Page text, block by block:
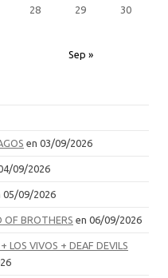
Sep »
28 29
30
en 03/09/2026
09/2026
05/09/2026
OF BROTHERS en 06/09/2026
LOS VIVOS + DEAF DEVILS